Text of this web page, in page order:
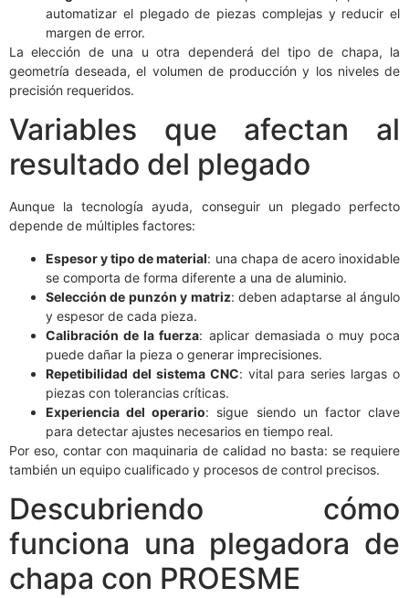
automatizar el plegado de piezas complejas y reducir el
margen de error.
La elección de una u otra dependerá del tipo de chapa, la
geometría deseada, el volumen de producción y los niveles de
precisión requeridos.
Variables que afectan al
resultado del plegado
Aunque la tecnología ayuda, conseguir un plegado perfecto
depende de múltiples factores:
Espesor y tipo de material: una chapa de acero inoxidable
se comporta de forma diferente a una de aluminio.
Selección de punzón y matriz: deben adaptarse al ángulo
y espesor de cada pieza.
Calibración de la fuerza: aplicar demasiada o muy poca
puede dañar la pieza o generar imprecisiones.
Repetibilidad del sistema CNC: vital para series largas o
piezas con tolerancias críticas.
Experiencia del operario: sigue siendo un factor clave
para detectar ajustes necesarios en tiempo real.
Por eso, contar con maquinaria de calidad no basta: se requiere
también un equipo cualificado y procesos de control precisos.
Descubriendo cómo
funciona una plegadora de
chapa con PROESME